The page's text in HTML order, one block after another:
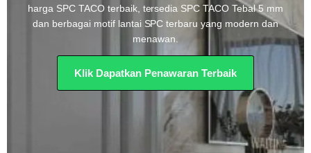
harga SPC TACO terbaik, tersedia SPC TACO Tebal 5 mm
dan berbagai motif lantai SPC terbaru yang modern dan
menawan.
Klik Dapatkan Penawaran Terbaik